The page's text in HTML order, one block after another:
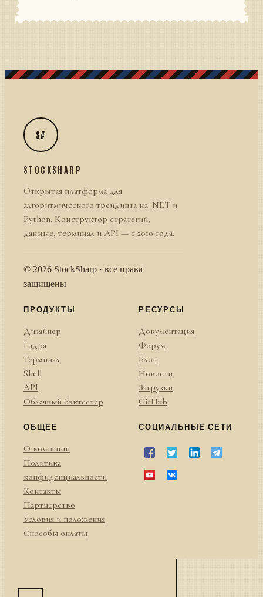
S#
STOCKSHARP
Открытая платформа для
алгоритмического трейдинга на .NET и
Python. Конструктор стратегий,
данные, терминал и API — с 2010 года.
© 2026 StockSharp · все права
защищены
ПРОДУКТЫ
Дизайнер
Гидра
Терминал
Shell
API
Облачный бэктестер
РЕСУРСЫ
Документация
Форум
Блог
Новости
Загрузки
GitHub
ОБЩЕЕ
О компании
Политика
конфиденциальности
Контакты
Партнерство
Условия и положения
Способы оплаты
СОЦИАЛЬНЫЕ СЕТИ